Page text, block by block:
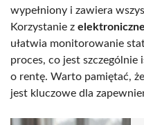
wypełniony i zawiera
Korzystanie z
ułatwia monitorowanie
proces, co jest
o rentę. Warto pamiętać, że
jest kluczowe dla